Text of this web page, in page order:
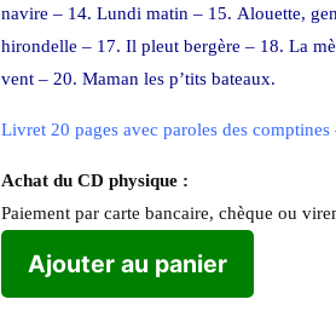
navire – 14. Lundi matin – 15. Alouette,
hirondelle – 17. Il pleut bergère – 18. La
vent – 20. Maman les p’tits bateaux.
Livret 20 pages avec paroles des
Achat du CD physique :
Paiement par carte bancaire, chèque ou
Ajouter au panier